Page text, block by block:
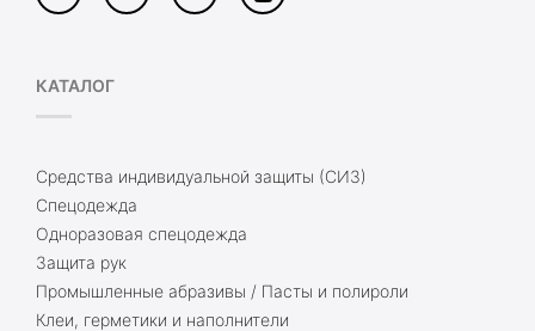
КАТАЛОГ
Средства индивидуальной защиты (СИЗ)
Спецодежда
Одноразовая спецодежда
Защита рук
Промышленные абразивы / Пасты и полироли
Клеи, герметики и наполнители